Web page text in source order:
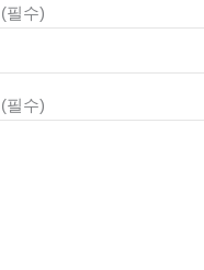
(필수)
(필수)